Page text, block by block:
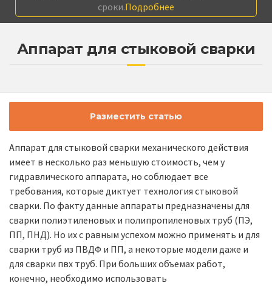
сроки.Подробнее
Аппарат для стыковой сварки
Разместить статью
Аппарат для стыковой сварки механического действия
имеет в несколько раз меньшую стоимость, чем у
гидравлического аппарата, но соблюдает все
требования, которые диктует технология стыковой
сварки. По факту данные аппараты предназначены для
сварки полиэтиленовых и полипропиленовых труб (ПЭ,
ПП, ПНД). Но их с равным успехом можно применять и для
сварки труб из ПВДФ и ПП, а некоторые модели даже и
для сварки пвх труб. При больших объемах работ,
конечно, необходимо использовать